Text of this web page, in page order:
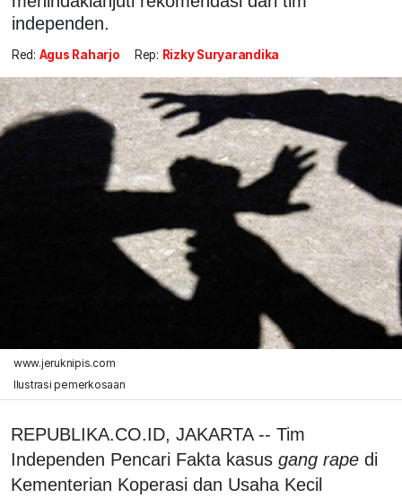
independen.
Red: Agus Raharjo Rep: Rizky Suryarandika
www.jeruknipis.com
Ilustrasi pemerkosaan
REPUBLIKA.CO.ID, JAKARTA -- Tim
Independen Pencari Fakta kasus gang rape di
Kementerian Koperasi dan Usaha Kecil